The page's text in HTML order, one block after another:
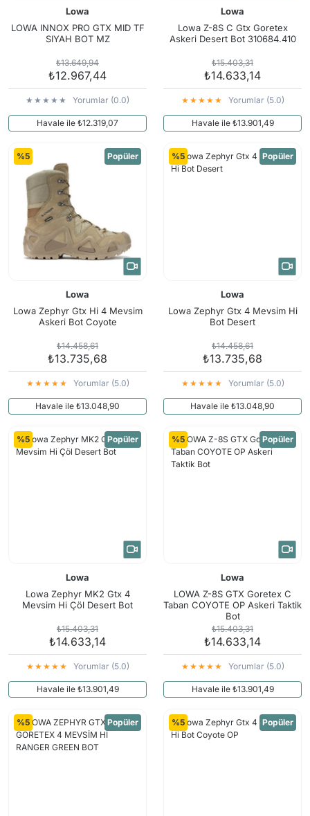
Lowa
LOWA INNOX PRO GTX MID TF
SIYAH BOT MZ
₺13.649,94
₺12.967,44
Yorumlar (0.0)
Havale ile ₺12.319,07
Lowa
Lowa Z-8S C Gtx Goretex
Askeri Desert Bot 310684.410
₺15.403,31
₺14.633,14
Yorumlar (5.0)
Havale ile ₺13.901,49
%5 Popüler
Lowa
Lowa Zephyr Gtx Hi 4 Mevsim
Askeri Bot Coyote
₺14.458,61
₺13.735,68
Yorumlar (5.0)
Havale ile ₺13.048,90
%5 Popüler
Lowa
Lowa Zephyr Gtx 4 Mevsim Hi
Bot Desert
₺14.458,61
₺13.735,68
Yorumlar (5.0)
Havale ile ₺13.048,90
%5 Popüler
Lowa
Lowa Zephyr MK2 Gtx 4
Mevsim Hi Çöl Desert Bot
₺15.403,31
₺14.633,14
Yorumlar (5.0)
Havale ile ₺13.901,49
%5 Popüler
Lowa
LOWA Z-8S GTX Goretex C
Taban COYOTE OP Askeri Taktik
Bot
₺15.403,31
₺14.633,14
Yorumlar (5.0)
Havale ile ₺13.901,49
%5 Popüler %5 Popüler